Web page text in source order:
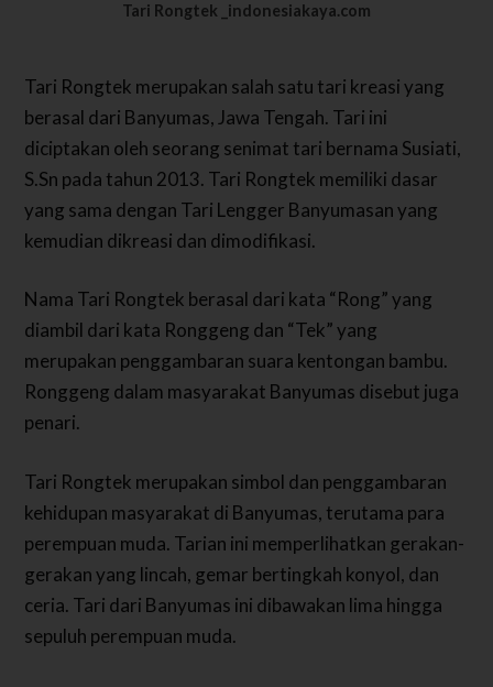
Tari Rongtek _indonesiakaya.com
Tari Rongtek merupakan salah satu tari kreasi yang
berasal dari Banyumas, Jawa Tengah. Tari ini
diciptakan oleh seorang senimat tari bernama Susiati,
S.Sn pada tahun 2013. Tari Rongtek memiliki dasar
yang sama dengan Tari Lengger Banyumasan yang
kemudian dikreasi dan dimodifikasi.
Nama Tari Rongtek berasal dari kata “Rong” yang
diambil dari kata Ronggeng dan “Tek” yang
merupakan penggambaran suara kentongan bambu.
Ronggeng dalam masyarakat Banyumas disebut juga
penari.
Tari Rongtek merupakan simbol dan penggambaran
kehidupan masyarakat di Banyumas, terutama para
perempuan muda. Tarian ini memperlihatkan gerakan-
gerakan yang lincah, gemar bertingkah konyol, dan
ceria. Tari dari Banyumas ini dibawakan lima hingga
sepuluh perempuan muda.